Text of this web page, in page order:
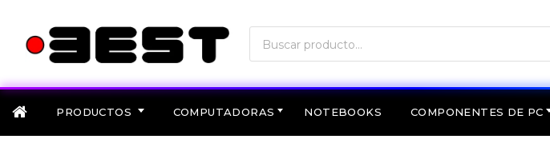
PRODUCTOS COMPUTADORAS NOTEBOOKS COMPONENTES DE PC